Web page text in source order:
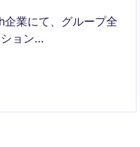
業にて、グループ全
ョン
超えてビジネスに深